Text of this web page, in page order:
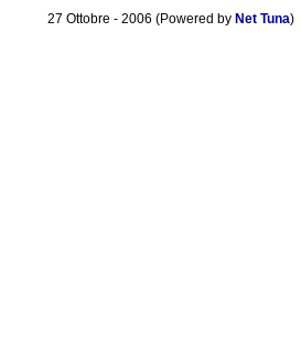
27 Ottobre - 2006 (Powered by Net Tuna)